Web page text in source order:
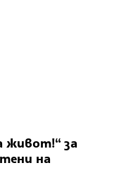
живот!“ за
на